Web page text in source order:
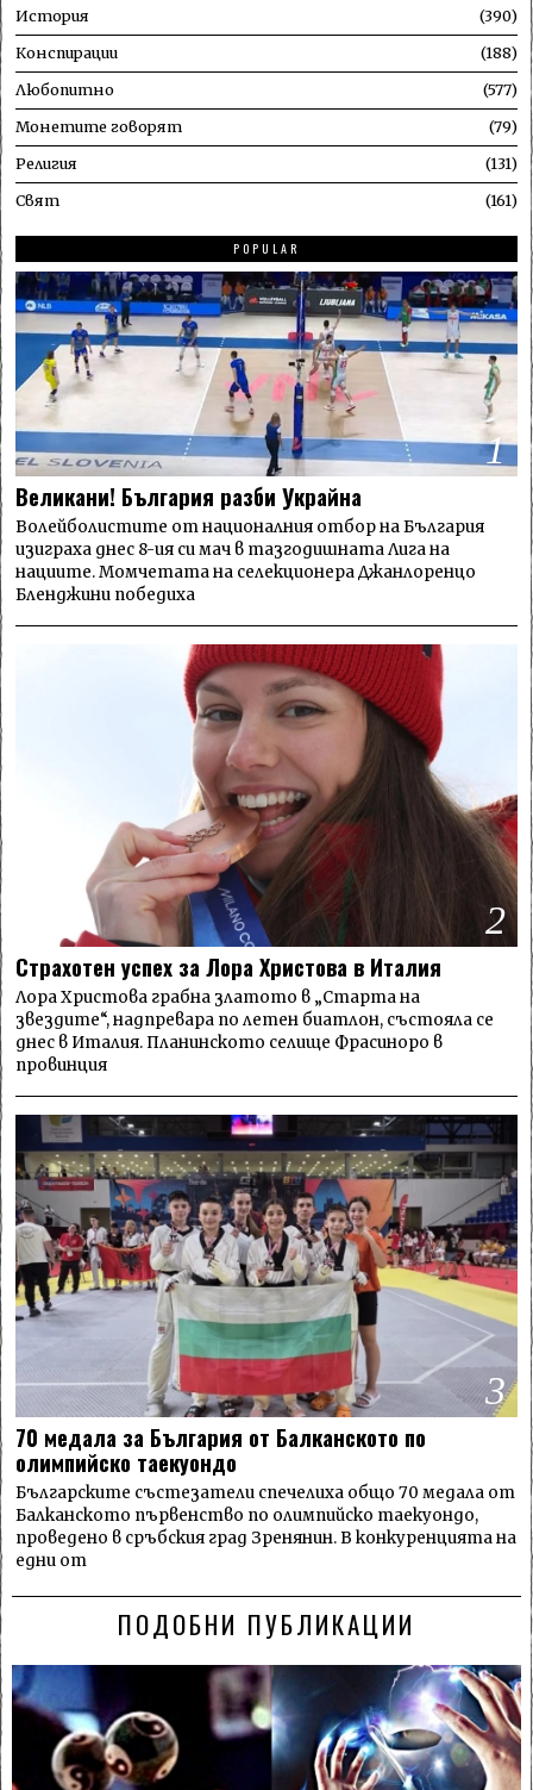
История 390
Конспирации 188
Любопитно 577
Монетите говорят 79
Религия 131
Свят 161
POPULAR
1
Великани! България разби Украйна
Волейболистите от националния отбор на България
изиграха днес 8-ия си мач в тазгодишната Лига на
нациите. Момчетата на селекционера Джанлоренцо
Бленджини победиха
2
Страхотен успех за Лора Христова в Италия
Лора Христова грабна златото в „Старта на
звездите“, надпревара по летен биатлон, състояла се
днес в Италия. Планинското селище Фрасиноро в
провинция
3
70 медала за България от Балканското по
олимпийско таекуондо
Българските състезатели спечелиха общо 70 медала от
Балканското първенство по олимпийско таекуондо,
проведено в сръбския град Зренянин. В конкуренцията на
едни от
ПОДОБНИ ПУБЛИКАЦИИ